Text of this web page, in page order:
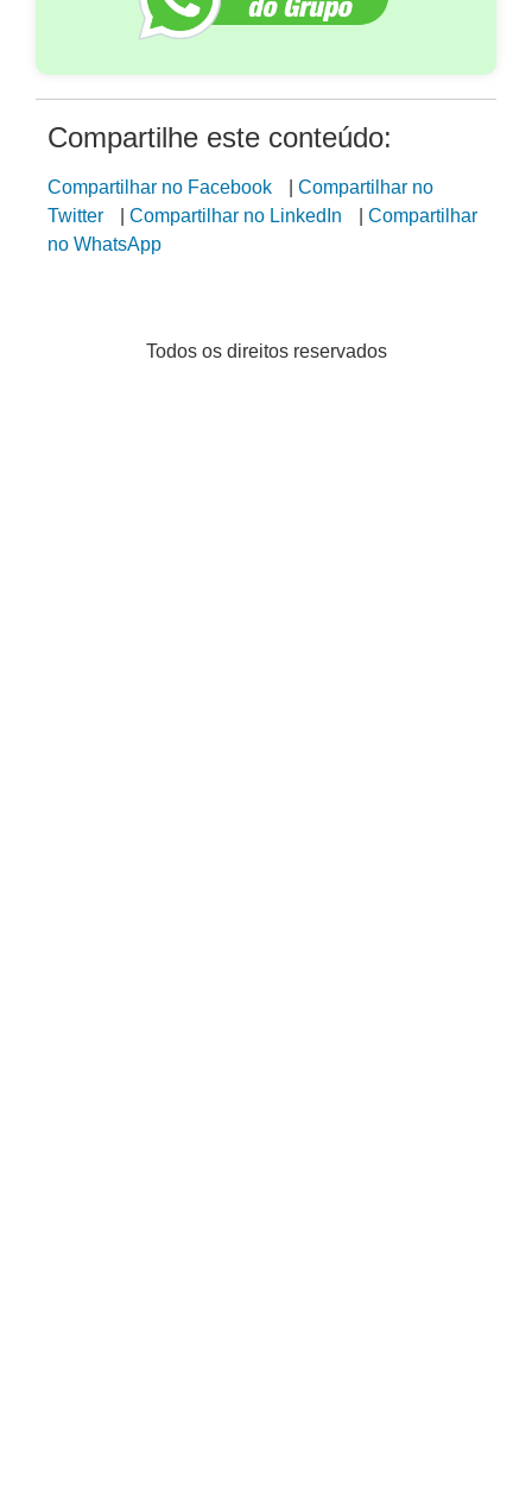
Compartilhe este conteúdo:
Compartilhar no Facebook
Compartilhar no
Twitter
Compartilhar no LinkedIn
Compartilhar
no WhatsApp
Todos os direitos reservados